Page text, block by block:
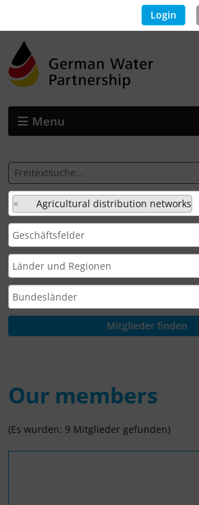
Login
Menu
× Agricultural distribution networks
Our members
(Es wurden: 9 Mitglieder gefunden)